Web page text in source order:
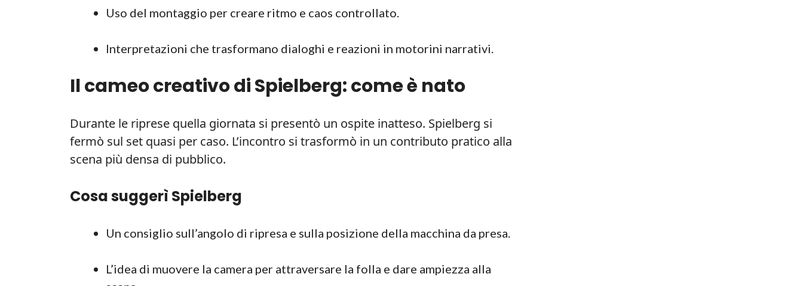
Uso del montaggio per creare ritmo e caos controllato.
Interpretazioni che trasformano dialoghi e reazioni in motorini narrativi.
Il cameo creativo di Spielberg: come è nato
Durante le riprese quella giornata si presentò un ospite inatteso. Spielberg si
fermò sul set quasi per caso. L’incontro si trasformò in un contributo pratico alla
scena più densa di pubblico.
Cosa suggerì Spielberg
Un consiglio sull’angolo di ripresa e sulla posizione della macchina da presa.
L’idea di muovere la camera per attraversare la folla e dare ampiezza alla